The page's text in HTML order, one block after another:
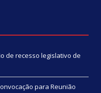
de recesso legislativo de
para Reunião